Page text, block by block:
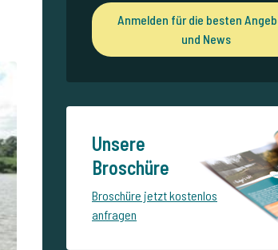
Anmelden für die besten
und News
Unsere
Broschüre
Broschüre jetzt kostenlos
anfragen